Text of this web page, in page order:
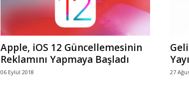
Apple, iOS 12 Güncellemesinin
Reklamını Yapmaya Başladı
06 Eylül 2018 27